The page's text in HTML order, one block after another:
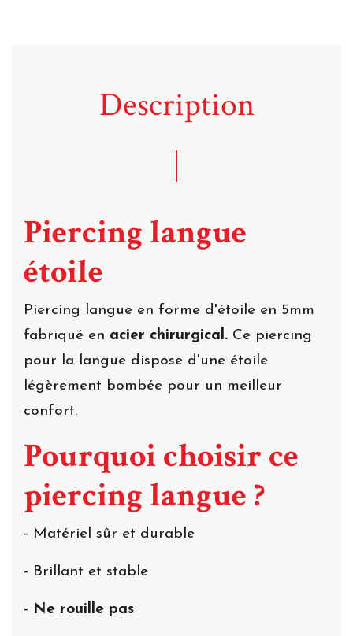
Description
Piercing langue
étoile
Piercing langue en forme d'étoile en 5mm
fabriqué en acier chirurgical. Ce piercing
pour la langue dispose d'une étoile
légèrement bombée pour un meilleur
confort.
Pourquoi choisir ce
piercing langue ?
- Matériel sûr et durable
- Brillant et stable
- Ne rouille pas